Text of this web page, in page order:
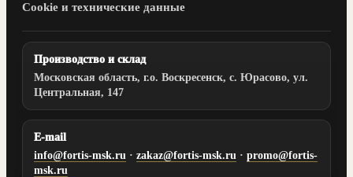
Cookie и технические данные
Производство и склад
Московская область, г.о. Воскресенск, с. Юрасово, ул.
Центральная, 147
E-mail
info@fortis-msk.ru · zakaz@fortis-msk.ru · promo@fortis-
msk.ru